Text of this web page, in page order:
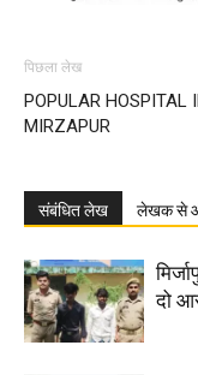
पिछला लेख
POPULAR HOSPITAL
MIRZAPUR
संबंधित लेख लेखक से
दो